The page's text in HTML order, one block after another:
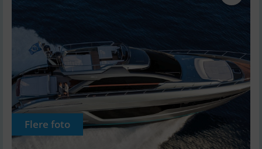
Flere foto